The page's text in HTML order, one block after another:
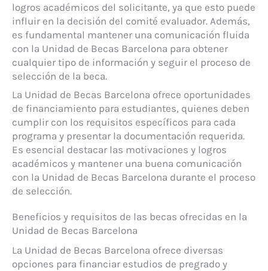
logros académicos del solicitante, ya que esto puede
influir en la decisión del comité evaluador. Además,
es fundamental mantener una comunicación fluida
con la Unidad de Becas Barcelona para obtener
cualquier tipo de información y seguir el proceso de
selección de la beca.
La Unidad de Becas Barcelona ofrece oportunidades
de financiamiento para estudiantes, quienes deben
cumplir con los requisitos específicos para cada
programa y presentar la documentación requerida.
Es esencial destacar las motivaciones y logros
académicos y mantener una buena comunicación
con la Unidad de Becas Barcelona durante el proceso
de selección.
Beneficios y requisitos de las becas ofrecidas en la
Unidad de Becas Barcelona
La Unidad de Becas Barcelona ofrece diversas
opciones para financiar estudios de pregrado y